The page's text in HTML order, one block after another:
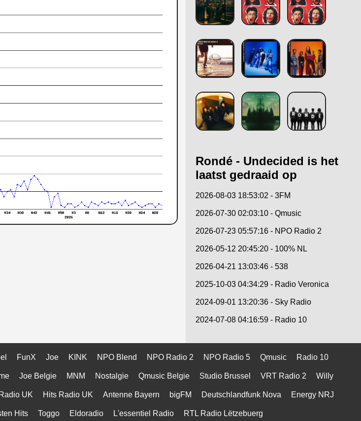
Rondé - Undecided is het
laatst gedraaid op
2026-08-03 18:53:02 - 3FM
2026-07-30 02:03:10 - Qmusic
2026-07-23 05:57:16 - NPO Radio 2
2026-05-12 20:45:20 - 100% NL
2026-04-21 13:03:46 - 538
2025-10-03 04:34:29 - Radio Veronica
2024-09-01 13:20:36 - Sky Radio
2024-07-08 04:16:59 - Radio 10
FunX Joe KINK NPO Blend NPO Radio 2 NPO Radio 5 Qmusic Radio 10
Joe Belgie MNM Nostalgie Qmusic Belgie Studio Brussel VRT Radio 2 Willy
UK Hits Radio UK Antenne Bayern bigFM Deutschlandfunk Nova Energy NRJ
Hits Toggo Eldoradio L'essentiel Radio RTL Radio Lëtzebuerg